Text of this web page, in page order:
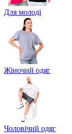
Для молоді
Жіночий одяг
Чоловічий одяг